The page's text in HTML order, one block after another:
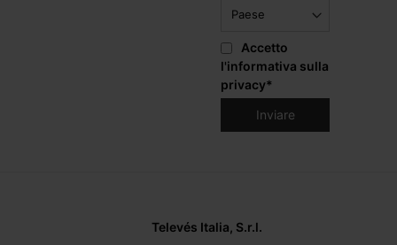
Accetto
l'informativa sulla
privacy*
Televés Italia, S.r.l.